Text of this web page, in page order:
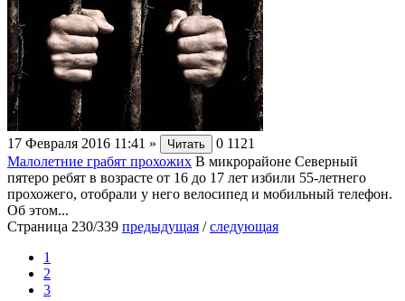
17 Февраля 2016 11:41 » Читать 0 1121
Малолетние грабят прохожих В микрорайоне Северный
пятеро ребят в возрасте от 16 до 17 лет избили 55-летнего
прохожего, отобрали у него велосипед и мобильный телефон.
Об этом...
Страница 230/339 предыдущая /следующая
1
2
3